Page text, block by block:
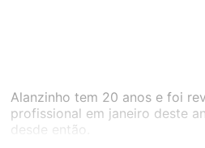
Alanzinho tem 20 anos e foi
profissional em janeiro deste
desde então.